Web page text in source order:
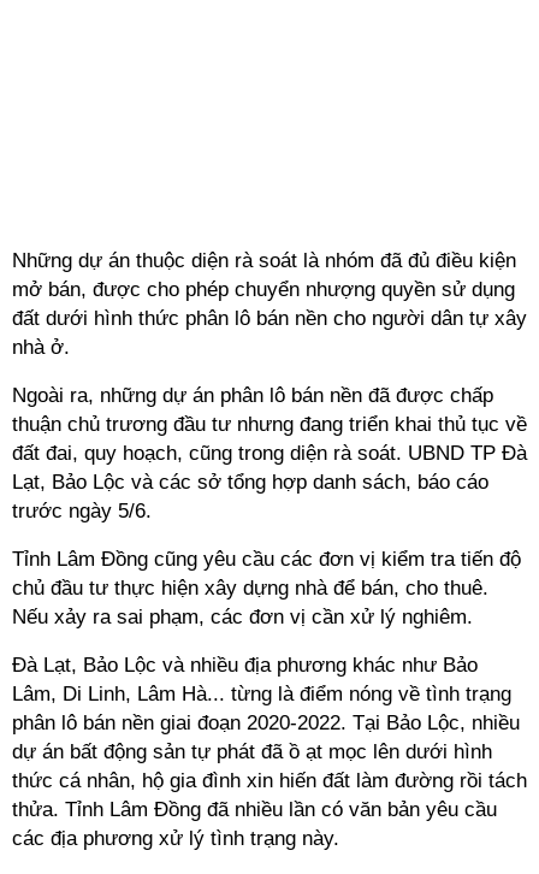
Những dự án thuộc diện rà soát là nhóm đã đủ điều kiện
mở bán, được cho phép chuyển nhượng quyền sử dụng
đất dưới hình thức phân lô bán nền cho người dân tự xây
nhà ở.
Ngoài ra, những dự án phân lô bán nền đã được chấp
thuận chủ trương đầu tư nhưng đang triển khai thủ tục về
đất đai, quy hoạch, cũng trong diện rà soát. UBND TP Đà
Lạt, Bảo Lộc và các sở tổng hợp danh sách, báo cáo
trước ngày 5/6.
Tỉnh Lâm Đồng cũng yêu cầu các đơn vị kiểm tra tiến độ
chủ đầu tư thực hiện xây dựng nhà để bán, cho thuê.
Nếu xảy ra sai phạm, các đơn vị cần xử lý nghiêm.
Đà Lạt, Bảo Lộc và nhiều địa phương khác như Bảo
Lâm, Di Linh, Lâm Hà... từng là điểm nóng về tình trạng
phân lô bán nền giai đoạn 2020-2022. Tại Bảo Lộc, nhiều
dự án bất động sản tự phát đã ồ ạt mọc lên dưới hình
thức cá nhân, hộ gia đình xin hiến đất làm đường rồi tách
thửa. Tỉnh Lâm Đồng đã nhiều lần có văn bản yêu cầu
các địa phương xử lý tình trạng này.